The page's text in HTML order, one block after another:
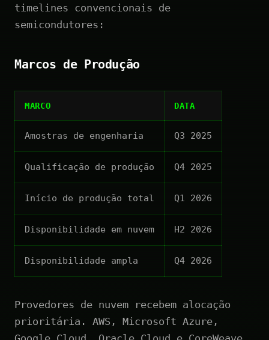
timelines convencionais de
semicondutores:
Marcos de Produção
MARCO DATA
Amostras de engenharia Q3 2025
Qualificação de produção Q4 2025
Início de produção total Q1 2026
Disponibilidade em nuvem H2 2026
Disponibilidade ampla Q4 2026
Provedores de nuvem recebem alocação
prioritária. AWS, Microsoft Azure,